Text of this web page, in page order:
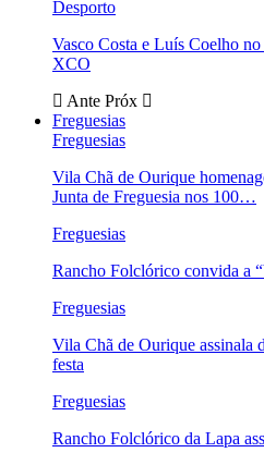
Desporto
Vasco Costa e Luís Coelho
XCO
Ante Próx
Freguesias
Freguesias
Vila Chã de Ourique
Junta de Freguesia nos 100…
Freguesias
Rancho Folclórico convida a
Freguesias
Vila Chã de Ourique assinala
festa
Freguesias
Rancho Folclórico da Lapa